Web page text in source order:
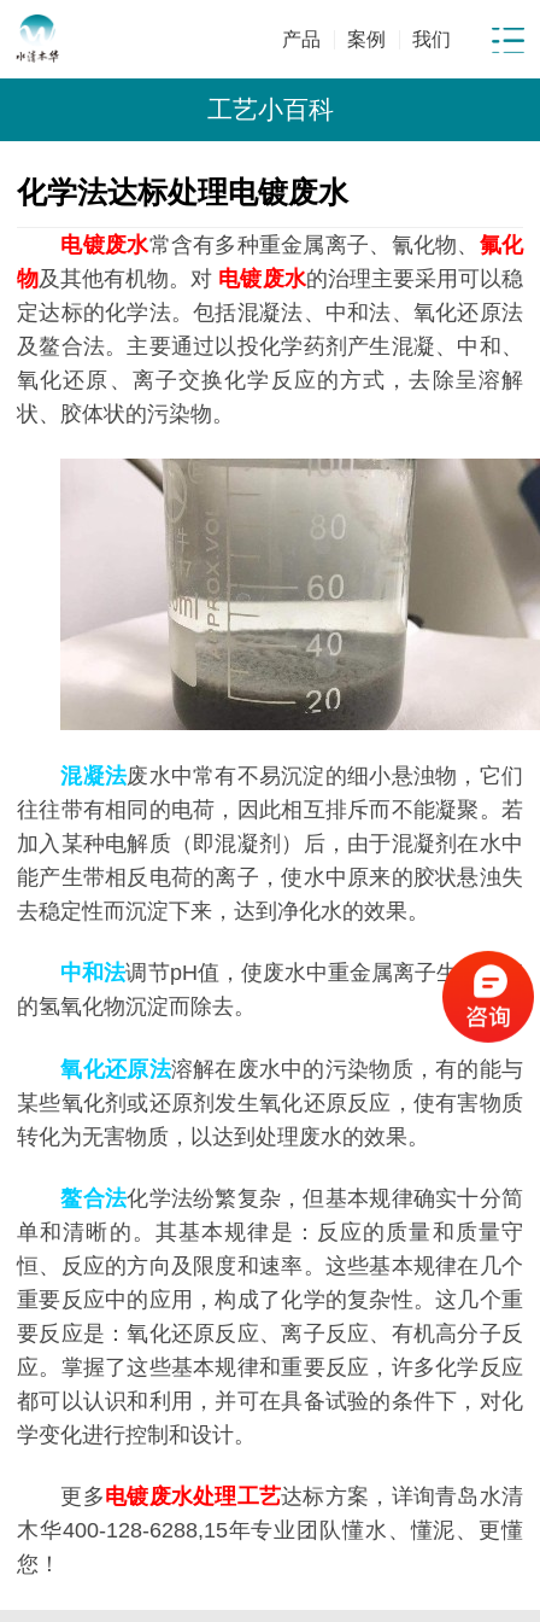
产品 案例 我们
工艺小百科
化学法达标处理电镀废水
电镀废水常含有多种重金属离子、氰化物、 氟化
物及其他有机物。对 电镀废水的治理主要采用可以稳
定达标的化学法。包括混凝法、中和法、氧化还原法
及鳌合法。主要通过以投化学药剂产生混凝、中和、
氧化还原、离子交换化学反应的方式，去除呈溶解
状、胶体状的污染物。
混凝法废水中常有不易沉淀的细小悬浊物，它们
往往带有相同的电荷，因此相互排斥而不能凝聚。若
加入某种电解质（即混凝剂）后，由于混凝剂在水中
能产生带相反电荷的离子，使水中原来的胶状悬浊失
去稳定性而沉淀下来，达到净化水的效果。
中和法调节pH值，使废水中重金属离子生成难溶
的氢氧化物沉淀而除去。
氧化还原法溶解在废水中的污染物质，有的能与
某些氧化剂或还原剂发生氧化还原反应，使有害物质
转化为无害物质，以达到处理废水的效果。
鳌合法化学法纷繁复杂，但基本规律确实十分简
单和清晰的。其基本规律是：反应的质量和质量守
恒、反应的方向及限度和速率。这些基本规律在几个
重要反应中的应用，构成了化学的复杂性。这几个重
要反应是：氧化还原反应、离子反应、有机高分子反
应。掌握了这些基本规律和重要反应，许多化学反应
都可以认识和利用，并可在具备试验的条件下，对化
学变化进行控制和设计。
更多电镀废水处理工艺达标方案，详询青岛水清
木华400-128-6288,15年专业团队懂水、懂泥、更懂
您！